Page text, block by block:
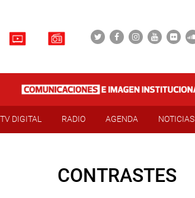
TV DIGITAL RADIO AGENDA NOTICIAS
CONTRASTES